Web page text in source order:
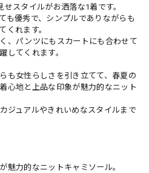
スタイルがお洒落な1着です。
も優秀で、シンプルでありながらも
くれます。
、パンツにもスカートにも合わせて
してくれます。
も女性らしさを引き立てて、春夏の
心地と上品な印象が魅力的なニット
ジュアルやきれいめなスタイルまで
力的なニットキャミソール。